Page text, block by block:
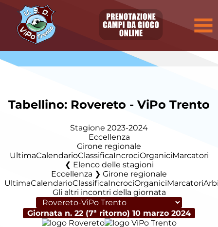
Tabellino: Rovereto - ViPo Trento
Stagione 2023-2024
Eccellenza
Girone regionale
UltimaCalendarioClassificaIncrociOrganiciMarcatori
Elenco delle stagioni
Eccellenza ❯ Girone regionale
UltimaCalendarioClassificaIncrociOrganiciMarcatori
Gli altri incontri della giornata
Giornata n. 22 (7ª ritorno) 10 marzo 2024